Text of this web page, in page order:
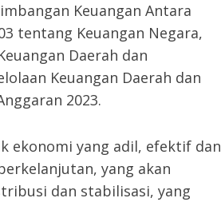
Keuangan Antara
tentang Keuangan Negara,
Daerah dan
Keuangan Daerah dan
2023.
ekonomi yang adil, efektif dan
yang akan
dan stabilisasi, yang